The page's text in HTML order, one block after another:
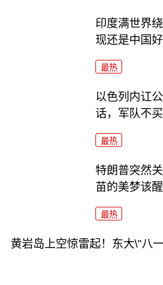
印度满世界
现还是中国好
最热
以色列内讧
话，军队不
最热
特朗普突然
苗的美梦该
最热
黄岩岛上空惊雷起！东大\"八